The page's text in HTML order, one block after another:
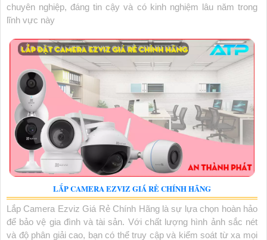
chuyên nghiệp, đáng tin cậy và có kinh nghiệm lâu năm trong
lĩnh vực này
LẮP CAMERA EZVIZ GIÁ RẺ CHÍNH HÃNG
Lắp Camera Ezviz Giá Rẻ Chính Hãng là sự lựa chọn hoàn hảo
để bảo vệ gia đình và tài sản. Với chất lượng hình ảnh sắc nét
và độ phân giải cao, bạn có thể truy cập và kiểm soát từ xa mọi